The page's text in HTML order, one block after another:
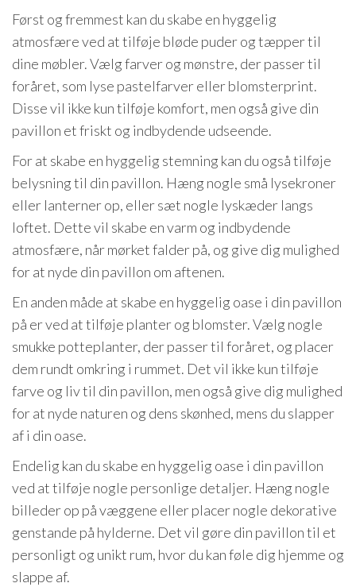
Først og fremmest kan du skabe en hyggelig
atmosfære ved at tilføje bløde puder og tæpper til
dine møbler. Vælg farver og mønstre, der passer til
foråret, som lyse pastelfarver eller blomsterprint.
Disse vil ikke kun tilføje komfort, men også give din
pavillon et friskt og indbydende udseende.
For at skabe en hyggelig stemning kan du også tilføje
belysning til din pavillon. Hæng nogle små lysekroner
eller lanterner op, eller sæt nogle lyskæder langs
loftet. Dette vil skabe en varm og indbydende
atmosfære, når mørket falder på, og give dig mulighed
for at nyde din pavillon om aftenen.
En anden måde at skabe en hyggelig oase i din pavillon
på er ved at tilføje planter og blomster. Vælg nogle
smukke potteplanter, der passer til foråret, og placer
dem rundt omkring i rummet. Det vil ikke kun tilføje
farve og liv til din pavillon, men også give dig mulighed
for at nyde naturen og dens skønhed, mens du slapper
af i din oase.
Endelig kan du skabe en hyggelig oase i din pavillon
ved at tilføje nogle personlige detaljer. Hæng nogle
billeder op på væggene eller placer nogle dekorative
genstande på hylderne. Det vil gøre din pavillon til et
personligt og unikt rum, hvor du kan føle dig hjemme og
slappe af.